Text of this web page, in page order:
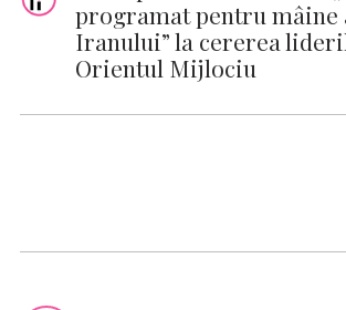
programat pentru mâine
Iranului” la cererea
Orientul Mijlociu